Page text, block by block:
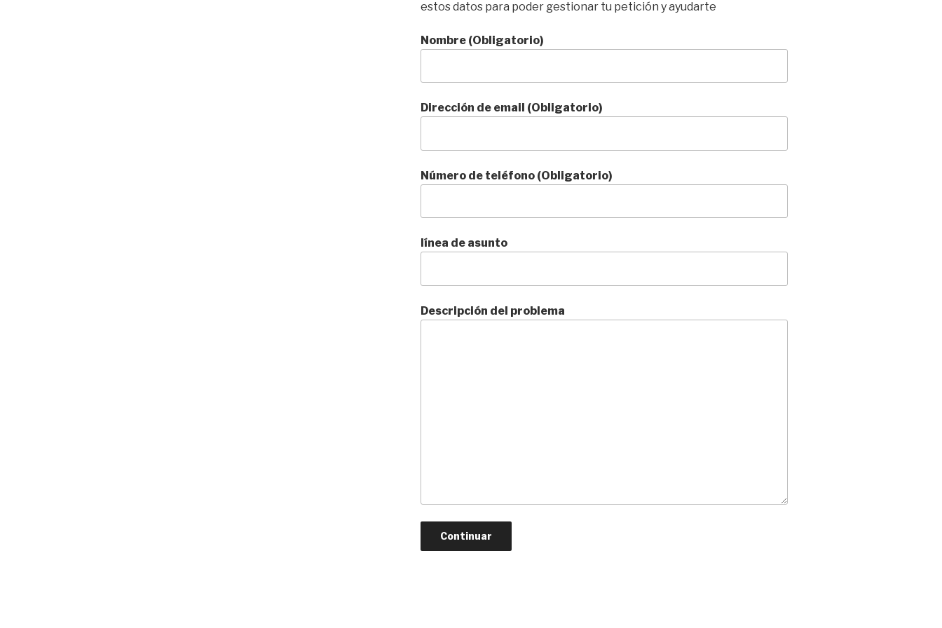
estos datos para poder gestionar tu petición y ayudarte
Nombre (Obligatorio)
Dirección de email (Obligatorio)
Número de teléfono (Obligatorio)
línea de asunto
Descripción del problema